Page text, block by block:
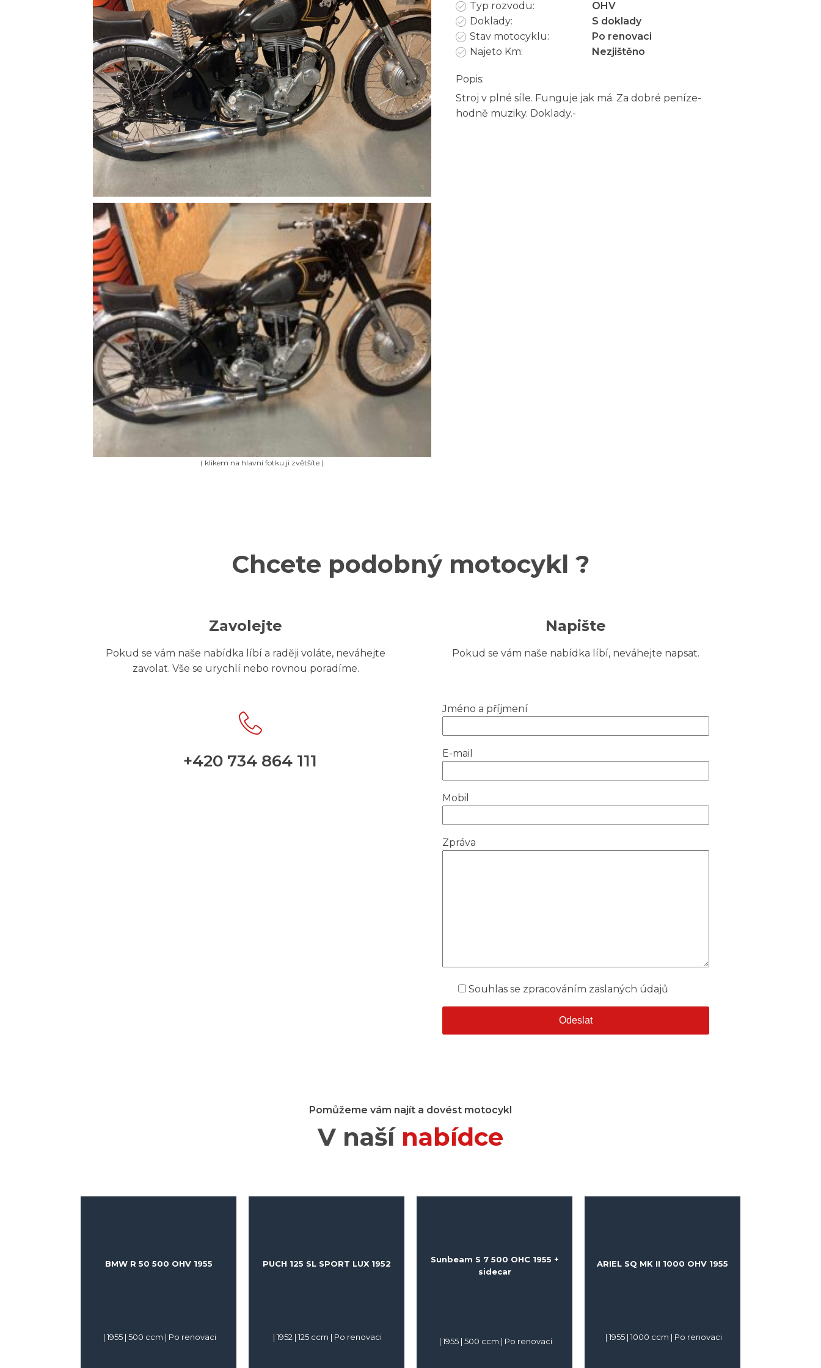
( klikem na hlavní fotku ji zvětšíte )
Typ rozvodu:
OHV
Doklady:
S doklady
Stav motocyklu:
Po renovaci
Najeto Km:
Nezjištěno
Popis:
Stroj v plné síle. Funguje jak má. Za dobré peníze-
hodně muziky. Doklady.-
Chcete podobný motocykl ?
Zavolejte
Pokud se vám naše nabídka líbí a raději voláte, neváhejte
zavolat. Vše se urychlí nebo rovnou poradíme.
+420 734 864 111
Napište
Pokud se vám naše nabídka líbí, neváhejte napsat.
Jméno a příjmení
E-mail
Mobil
Zpráva
Souhlas se zpracováním zaslaných údajů
Pomůžeme vám najít a dovést motocykl
V naší nabídce
BMW R 50 500 OHV 1955
| 1955| 500 ccm | Po renovaci
PUCH 125 SL SPORT LUX 1952
| 1952 | 125 ccm | Po renovaci
Sunbeam S 7 500 OHC 1955 +
sidecar
| 1955| 500 ccm | Po renovaci
ARIEL SQ MK II 1000 OHV 1955
| 1955| 1000 ccm | Po renovaci